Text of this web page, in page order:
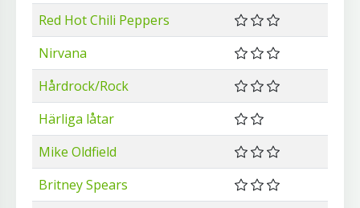
Red Hot Chili Peppers
Nirvana
Hårdrock/Rock
Härliga låtar
Mike Oldfield
Britney Spears